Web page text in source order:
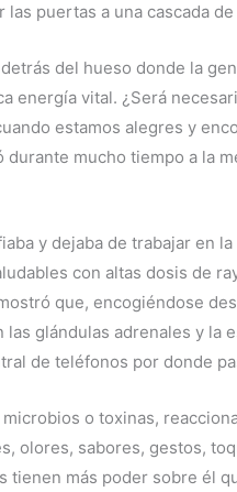
las puertas a una cascada
del hueso donde la
energía vital. ¿Será
estamos alegres y
mucho tiempo a la
y dejaba de trabajar en
con altas dosis de
que, encogiéndose
glándulas adrenales y la
de teléfonos por donde
o toxinas,
olores, sabores, gestos,
tienen más poder sobre él